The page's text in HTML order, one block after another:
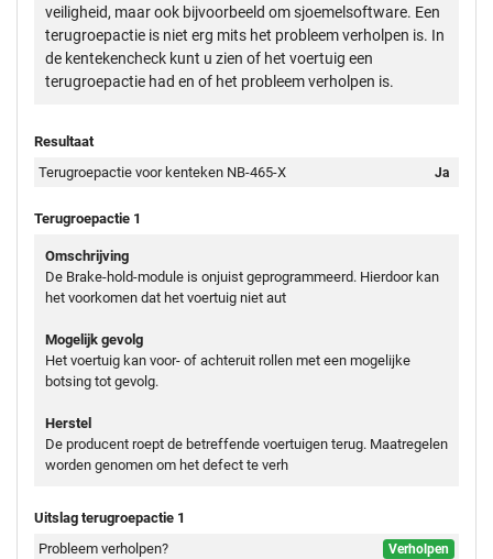
veiligheid, maar ook bijvoorbeeld om sjoemelsoftware. Een
terugroepactie is niet erg mits het probleem verholpen is. In
de kentekencheck kunt u zien of het voertuig een
terugroepactie had en of het probleem verholpen is.
Resultaat
Terugroepactie voor kenteken NB-465-X
Ja
Terugroepactie 1
Omschrijving
De Brake-hold-module is onjuist geprogrammeerd. Hierdoor kan
het voorkomen dat het voertuig niet aut
Mogelijk gevolg
Het voertuig kan voor- of achteruit rollen met een mogelijke
botsing tot gevolg.
Herstel
De producent roept de betreffende voertuigen terug. Maatregelen
worden genomen om het defect te verh
Uitslag terugroepactie 1
Probleem verholpen?
Verholpen